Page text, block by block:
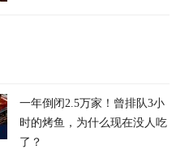
一年倒闭2.5万家！曾排队3小
时的烤鱼，为什么现在没人吃
了？